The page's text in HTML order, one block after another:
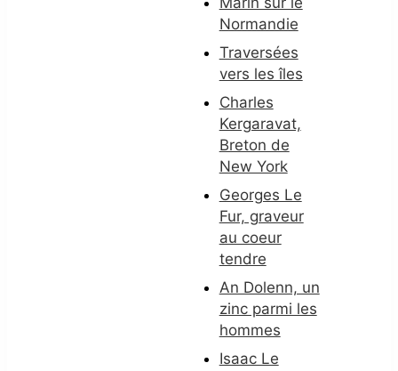
Normandie
Traversées
vers les îles
Charles
Kergaravat,
Breton de
New York
Georges Le
Fur, graveur
au coeur
tendre
An Dolenn, un
zinc parmi les
hommes
Isaac Le